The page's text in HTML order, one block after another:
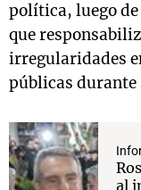
política, luego
que
irregularidades
públicas durante
al